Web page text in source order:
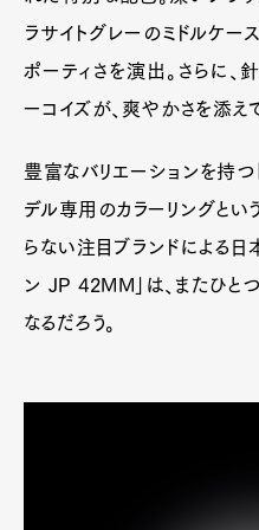
ラサイトグレーのミドルケー
ポーティさを演出。さらに、
ーコイズが、爽やかさを添えて
豊富なバリエーションを持つ
デル専用のカラーリングとい
らない注目ブランドによる日
ン JP 42MM」は、またひ
なるだろう。